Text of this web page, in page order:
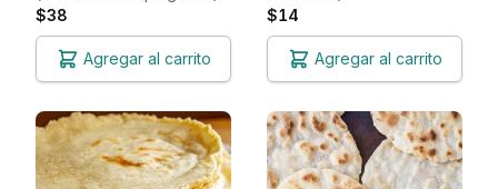
$38
Agregar al carrito
$14
Agregar al carrito